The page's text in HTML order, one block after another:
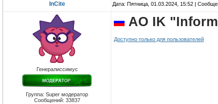
InCite Дата: Пятница, 01.03.2024, 15:52 |
Генералиссимус
Группа: Super модератор
Сообщений: 33837
AO IK
Доступно только для пользователей